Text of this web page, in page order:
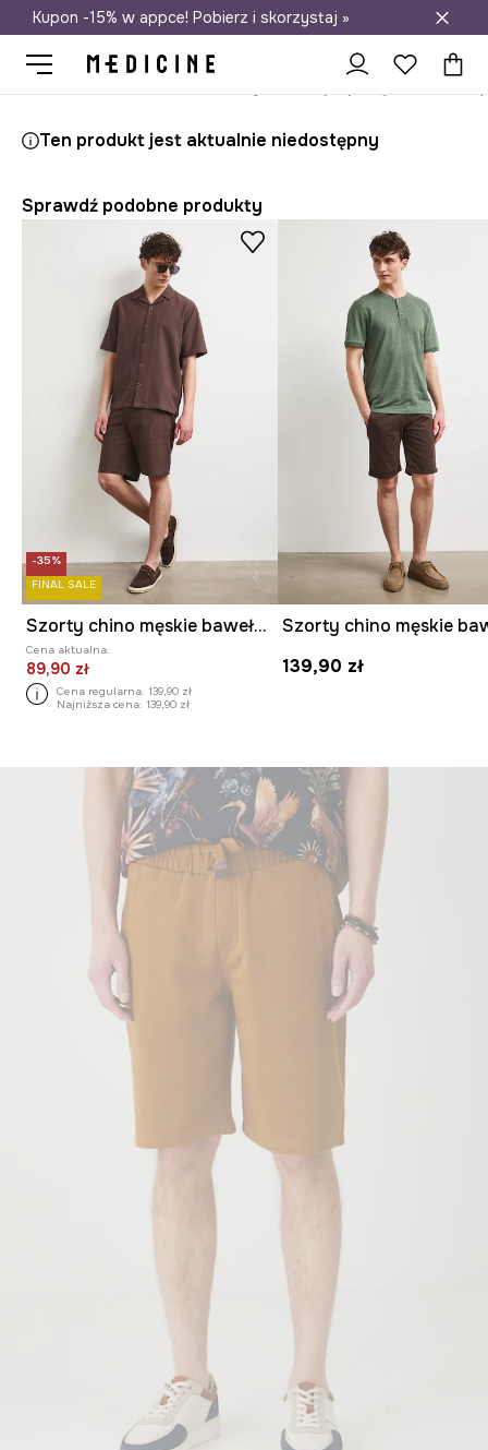
Darmowa dostawa do salonów
Kupon -15% w appce! Pobierz i skorzystaj »
Ten produkt jest aktualnie niedostępny
Sprawdź podobne produkty
-35%
FINAL SALE
Szorty chino męskie bawełniane
Cena aktualna:
89,90 zł
Cena regularna: 139,90 zł
Najniższa cena: 139,90 zł
139,90 zł